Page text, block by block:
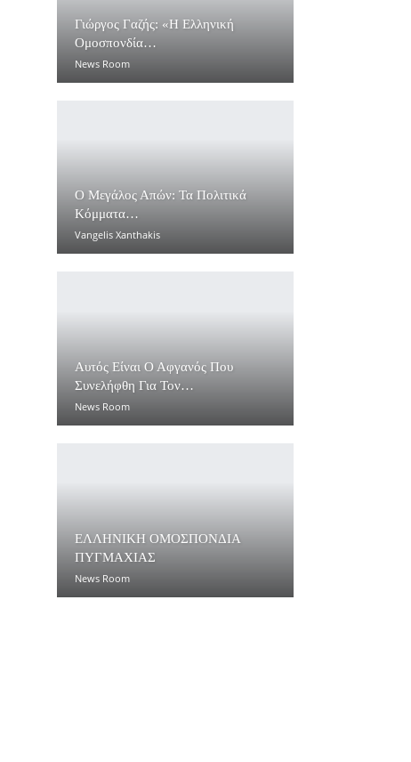
Γιώργος Γαζής: «Η Ελληνική
Ομοσπονδία…
News Room
Ο Μεγάλος Απών: Τα Πολιτικά
Κόμματα…
Vangelis Xanthakis
Αυτός Είναι Ο Αφγανός Που
Συνελήφθη Για Τον…
News Room
ΕΛΛΗΝΙΚΗ ΟΜΟΣΠΟΝΔΙΑ
ΠΥΓΜΑΧΙΑΣ
News Room